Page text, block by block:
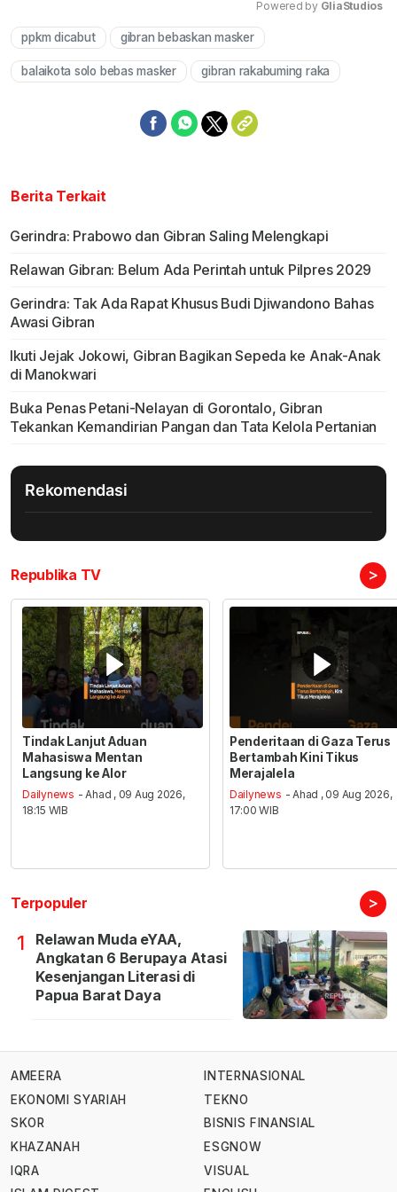
Powered by GliaStudios
ppkm dicabut gibran bebaskan masker
balaikota solo bebas masker gibran rakabuming raka
Berita Terkait
Gerindra: Prabowo dan Gibran Saling Melengkapi
Relawan Gibran: Belum Ada Perintah untuk Pilpres 2029
Gerindra: Tak Ada Rapat Khusus Budi Djiwandono Bahas
Awasi Gibran
Ikuti Jejak Jokowi, Gibran Bagikan Sepeda ke Anak-Anak
di Manokwari
Buka Penas Petani-Nelayan di Gorontalo, Gibran
Tekankan Kemandirian Pangan dan Tata Kelola Pertanian
Rekomendasi
Republika TV >
Tindak Lanjut Aduan
Mahasiswa Mentan
Langsung ke Alor
Dailynews - Ahad , 09 Aug 2026,
18:15 WIB
Penderitaan di Gaza Terus
Bertambah Kini Tikus
Merajalela
Dailynews - Ahad , 09 Aug 2026,
17:00 WIB
Terpopuler >
1
Relawan Muda eYAA,
Angkatan 6 Berupaya Atasi
Kesenjangan Literasi di
Papua Barat Daya
AMEERA
EKONOMI SYARIAH
SKOR
KHAZANAH
IQRA
INTERNASIONAL
TEKNO
BISNIS FINANSIAL
ESGNOW
VISUAL